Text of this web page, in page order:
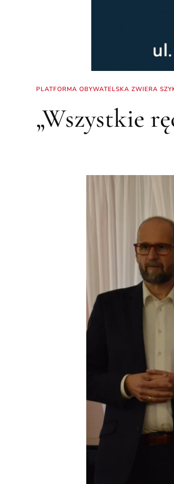
PLATFORMA OBYWATELSKA ZWIERA
„Wszystkie